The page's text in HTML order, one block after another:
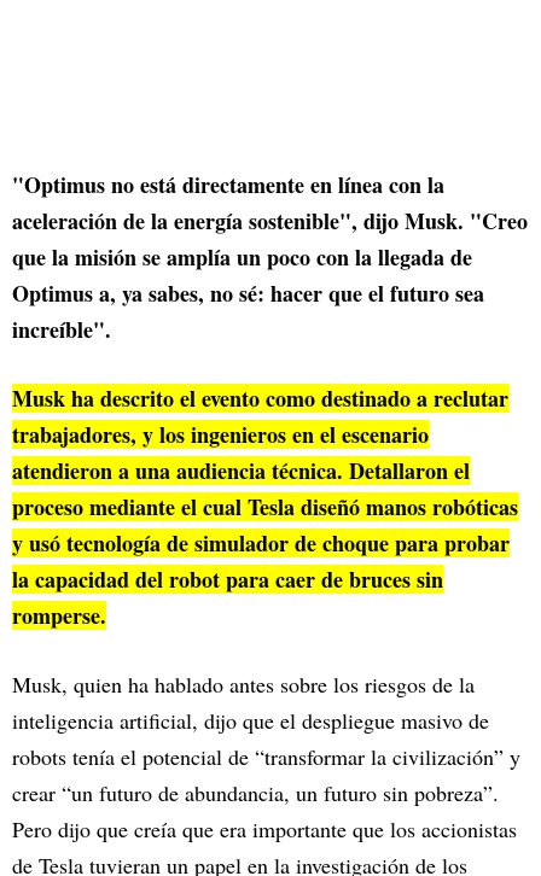
"Optimus no está directamente en línea con la
aceleración de la energía sostenible", dijo Musk. "Creo
que la misión se amplía un poco con la llegada de
Optimus a, ya sabes, no sé: hacer que el futuro sea
increíble".
Musk ha descrito el evento como destinado a reclutar
trabajadores, y los ingenieros en el escenario
atendieron a una audiencia técnica. Detallaron el
proceso mediante el cual Tesla diseñó manos robóticas
y usó tecnología de simulador de choque para probar
la capacidad del robot para caer de bruces sin
romperse.
Musk, quien ha hablado antes sobre los riesgos de la
inteligencia artificial, dijo que el despliegue masivo de
robots tenía el potencial de “transformar la civilización” y
crear “un futuro de abundancia, un futuro sin pobreza”.
Pero dijo que creía que era importante que los accionistas
de Tesla tuvieran un papel en la investigación de los